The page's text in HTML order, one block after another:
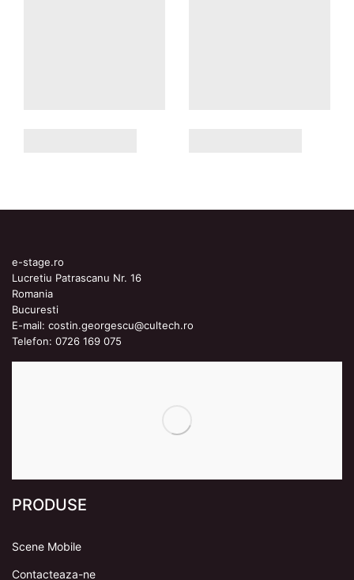
e-stage.ro
Lucretiu Patrascanu Nr. 16
Romania
Bucuresti
E-mail: costin.georgescu@cultech.ro
Telefon: 0726 169 075
PRODUSE
Scene Mobile
Contacteaza-ne